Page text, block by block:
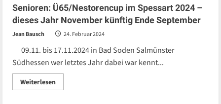
Senioren: Ü65/Nestorencup im Spessart 2024 –
dieses Jahr November künftig Ende September
Jean Bausch 24. Februar 2024
09.11. bis 17.11.2024 in Bad Soden Salmünster
Südhessen wer letztes Jahr dabei war kennt...
WeiterlesenRead
more